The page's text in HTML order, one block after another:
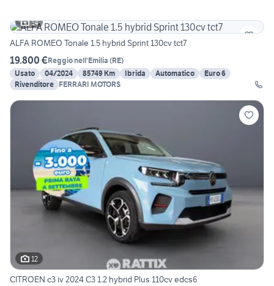
14
ALFA ROMEO Tonale 1.5 hybrid Sprint 130cv tct7
19.800 €Reggio nell'Emilia (RE)
Usato
04/2024 85749 Km Ibrida Automatico
Euro 6
Rivenditore FERRARI MOTORS
12
CITROEN c3 iv 2024 C3 1.2 hybrid Plus 110cv edcs6